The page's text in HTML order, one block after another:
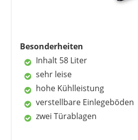
großer Innenraum
schnelle Kühlleistung
auch Gasbetrieb
gutes Preis-Leistungs-
Nachteile
Besonderheiten
Inhalt 58 Liter
sehr leise
hohe Kühlleistung
verstellbare Einlegeböden
zwei Türablagen